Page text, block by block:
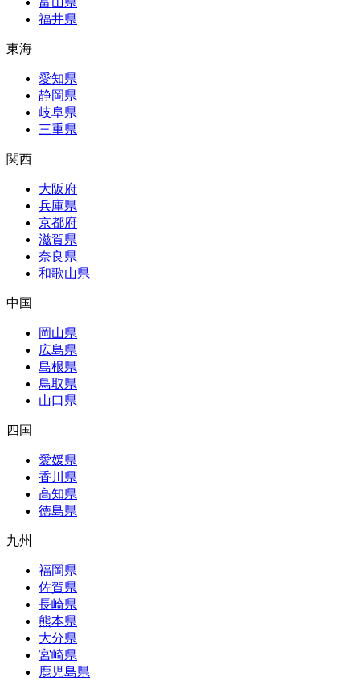
福井県
東海
愛知県
静岡県
岐阜県
三重県
関西
大阪府
兵庫県
京都府
滋賀県
奈良県
和歌山県
中国
岡山県
広島県
島根県
鳥取県
山口県
四国
愛媛県
香川県
高知県
徳島県
九州
福岡県
佐賀県
長崎県
熊本県
大分県
宮崎県
鹿児島県